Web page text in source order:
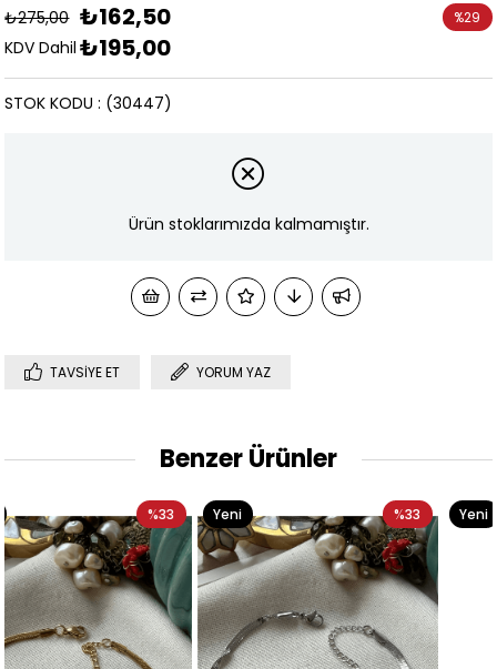
₺275,00 ₺162,50
KDV Dahil ₺195,00
%29
(30447)
STOK KODU
Ürün stoklarımızda kalmamıştır.
TAVSIYE ET YORUM YAZ
Benzer Ürünler
%33
Yeni
Ürün
Yeni
Ürün